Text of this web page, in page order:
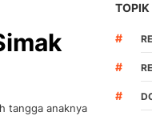
tangga anaknya
TOPIK
#
#
#